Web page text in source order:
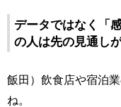
データではなく「
の人は先の見通し
飯田）飲食店や宿泊
ね。